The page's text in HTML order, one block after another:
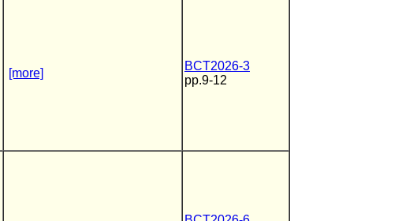
[more]
BCT2026-3
pp.9-12